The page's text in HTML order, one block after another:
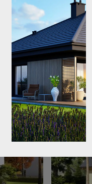
99.89 m² Manuela II G1
PROMOCJA